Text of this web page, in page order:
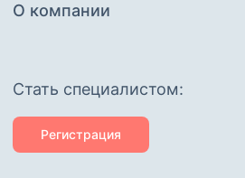
О компании
Cтать специалистом:
Регистрация